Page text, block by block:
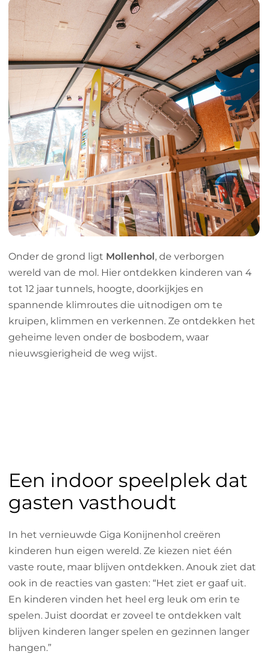
Onder de grond ligt Mollenhol, de verborgen
wereld van de mol. Hier ontdekken kinderen van 4
tot 12 jaar tunnels, hoogte, doorkijkjes en
spannende klimroutes die uitnodigen om te
kruipen, klimmen en verkennen. Ze ontdekken het
geheime leven onder de bosbodem, waar
nieuwsgierigheid de weg wijst.
Een indoor speelplek dat
gasten vasthoudt
In het vernieuwde Giga Konijnenhol creëren
kinderen hun eigen wereld. Ze kiezen niet één
vaste route, maar blijven ontdekken. Anouk ziet dat
ook in de reacties van gasten: “Het ziet er gaaf uit.
En kinderen vinden het heel erg leuk om erin te
spelen. Juist doordat er zoveel te ontdekken valt
blijven kinderen langer spelen en gezinnen langer
hangen.”